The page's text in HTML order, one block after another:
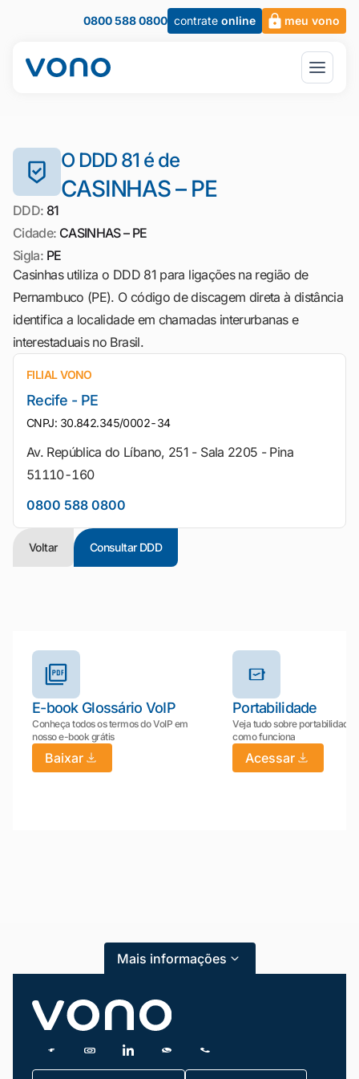
0800 588 0800 contrate online meu vono
O DDD 81 é de
CASINHAS – PE
DDD: 81
Cidade: CASINHAS – PE
Sigla: PE
Casinhas utiliza o DDD 81 para ligações na região de
Pernambuco (PE). O código de discagem direta à distância
identifica a localidade em chamadas interurbanas e
interestaduais no Brasil.
FILIAL VONO
Recife - PE
CNPJ: 30.842.345/0002-34
Av. República do Líbano, 251 - Sala 2205 - Pina
51110-160
0800 588 0800
Voltar Consultar DDD
E-book Glossário VoIP
Conheça todos os termos do VoIP em
nosso e-book grátis
Baixar
Portabilidade
Veja tudo sobre portabilidade:
como funciona
Acessar
Mais informações